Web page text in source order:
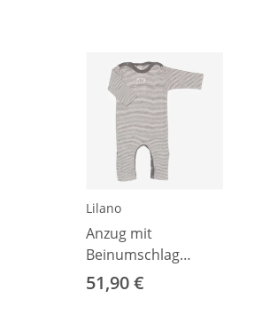
Lilano
Anzug mit
Beinumschlag
Wolle/Seide Ringel
grau 56
51,90 €